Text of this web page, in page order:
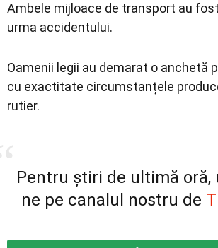
Ambele mijloace de transport au
urma accidentului.
Oamenii legii au demarat o anchetă
cu exactitate circumstanțele
rutier.
Pentru știri de ultimă oră,
ne pe canalul nostru de